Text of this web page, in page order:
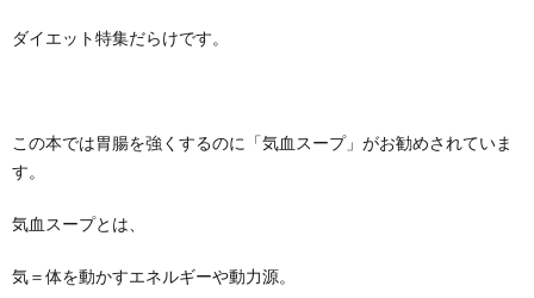
ダイエット特集だらけです。
この本では胃腸を強くするのに「気血スープ」がお勧めされていま
す。
気血スープとは、
気＝体を動かすエネルギーや動力源。